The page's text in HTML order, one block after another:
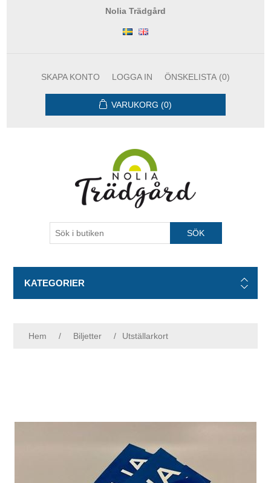
Nolia Trädgård
SKAPA KONTO LOGGA IN ÖNSKELISTA (0)
VARUKORG (0)
KATEGORIER
Hem / Biljetter / Utställarkort